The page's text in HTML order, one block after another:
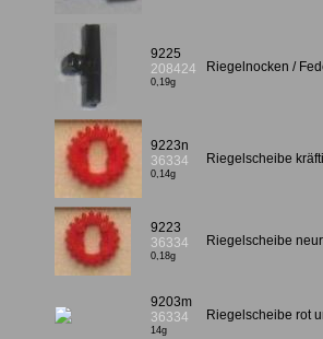
9225
208424
0,19g
Riegelnocken /
9223n
36334
0,14g
Riegelscheibe
9223
36334
0,18g
Riegelscheibe
9203m
36334
14g
Riegelscheibe rot